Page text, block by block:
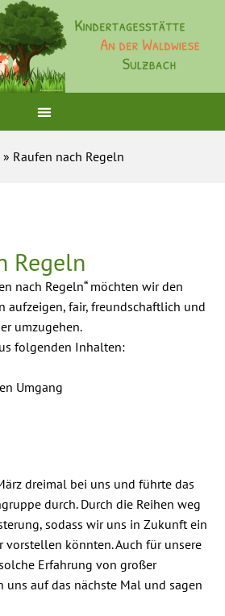
» Raufen nach Regeln
Regeln
nach Regeln“ möchten wir den
aufzeigen, fair, freundschaftlich und
umzugehen.
folgenden Inhalten:
Umgang
dreimal bei uns und führte das
durch. Durch die Reihen weg
sodass wir uns in Zukunft ein
vorstellen könnten. Auch für unsere
Erfahrung von großer
uns auf das nächste Mal und sagen